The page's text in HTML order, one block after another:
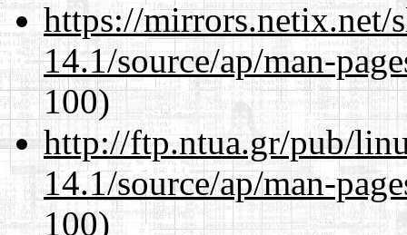
https://mirrors.netix.net/
14.1/source/ap/man-
100)
http://ftp.ntua.gr/pub/
14.1/source/ap/man-
100)